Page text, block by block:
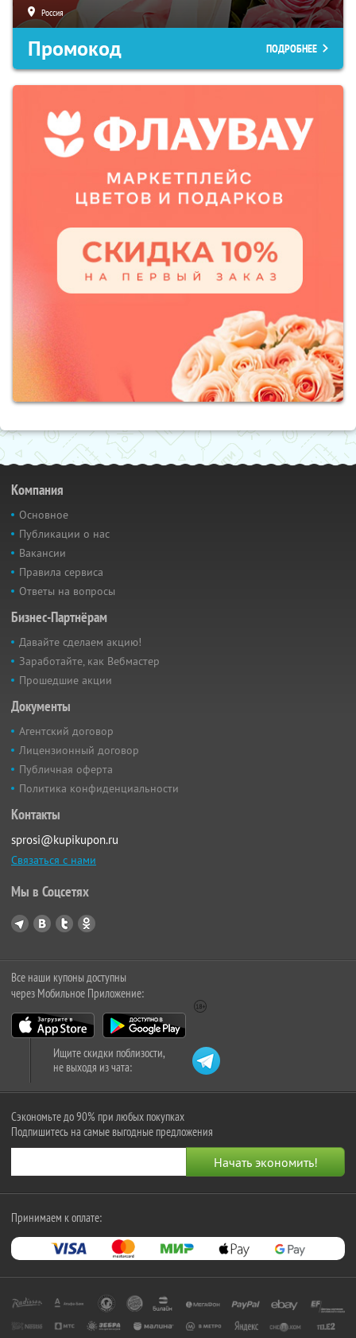
Россия
Промокод ПОДРОБНЕЕ
Компания
Основное
Публикации о нас
Вакансии
Правила сервиса
Ответы на вопросы
Бизнес-Партнёрам
Давайте сделаем акцию!
Заработайте, как Вебмастер
Прошедшие акции
Документы
Агентский договор
Лицензионный договор
Публичная оферта
Политика конфиденциальности
Контакты
sprosi@kupikupon.ru
Связаться с нами
Мы в Соцсетях
Все наши купоны доступны
через Мобильное Приложение:
Ищите скидки поблизости,
не выходя из чата:
Сэкономьте до 90% при любых покупках
Подпишитесь на самые выгодные предложения
Принимаем к оплате: